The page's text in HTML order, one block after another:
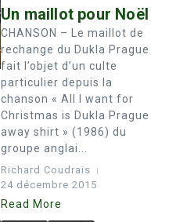
Un maillot pour Noël
CHANSON – Le maillot de
rechange du Dukla Prague
fait l’objet d’un culte
particulier depuis la
chanson « All I want for
Christmas is Dukla Prague
away shirt » (1986) du
groupe anglai...
Richard Coudrais
24 décembre 2015
Read More